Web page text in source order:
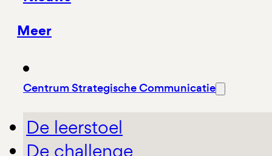
Meer
Centrum Strategische Communicatie
De leerstoel
De challenge